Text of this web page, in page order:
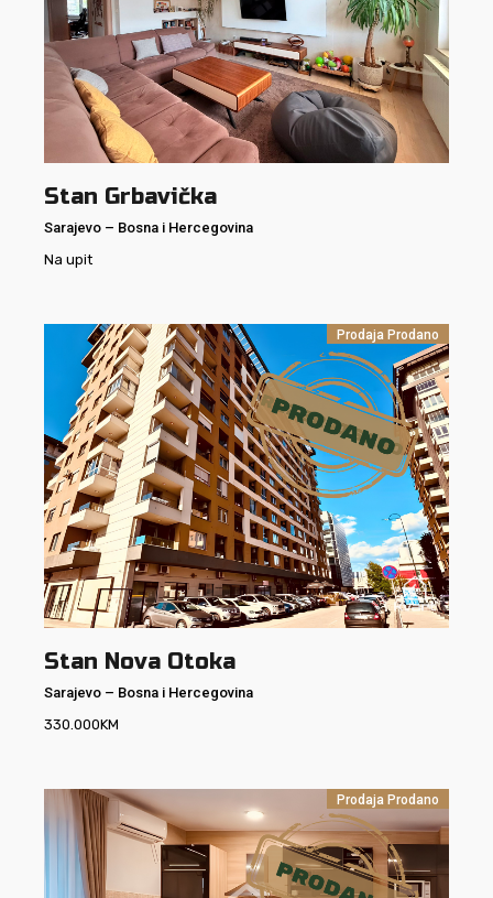
Stan Grbavička
Sarajevo – Bosna i Hercegovina
Na upit
Prodaja Prodano
Stan Nova Otoka
Sarajevo – Bosna i Hercegovina
330.000KM
Prodaja Prodano